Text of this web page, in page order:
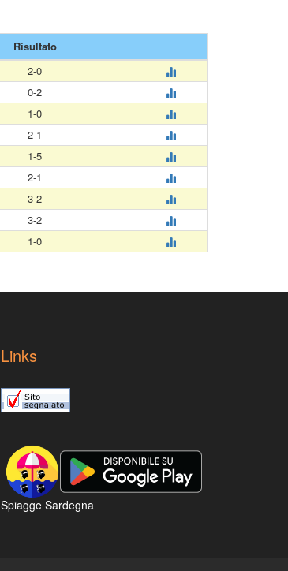
Risultato
2-0
0-2
1-0
2-1
1-5
2-1
3-2
3-2
1-0
Links
Spiagge Sardegna